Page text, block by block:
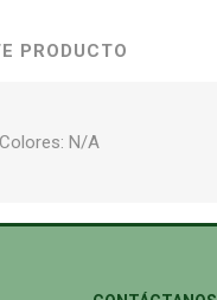
PRODUCTO
Colores: N/A